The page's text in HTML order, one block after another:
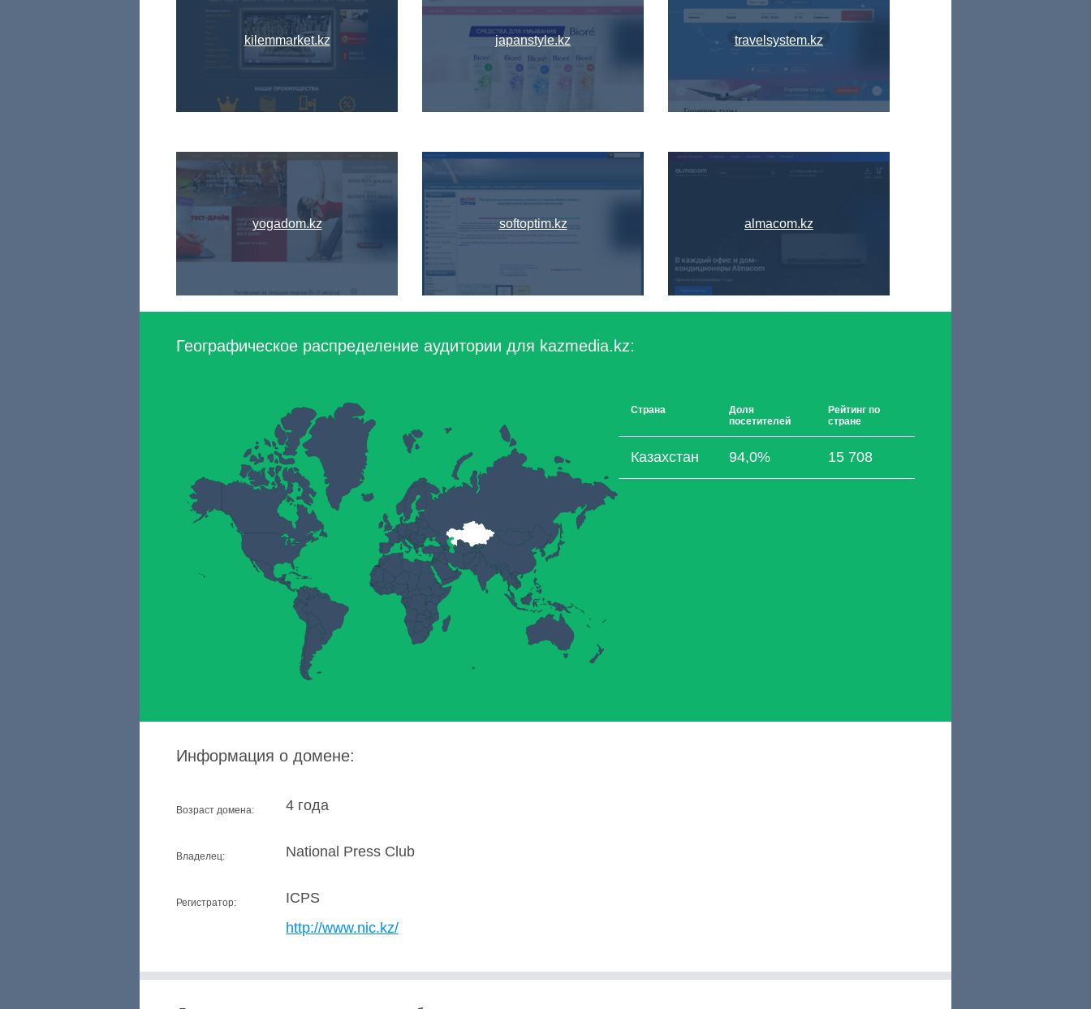
kilemmarket.kz
yogadom.kz
japanstyle.kz
softoptim.kz
travelsystem.kz
almacom.kz
Географическое распределение аудитории для kazmedia.kz:
Страна
Доля
посетителей
Рейтинг по
стране
Казахстан 94,0% 15 708
Информация о домене:
Возраст домена: 4 года
Владелец: National Press Club
Регистратор:
ICPS
http://www.nic.kz/